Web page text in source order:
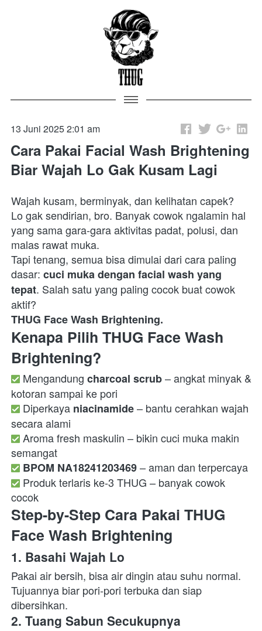
13 Juni 2025 2:01 am
Cara Pakai Facial Wash Brightening
Biar Wajah Lo Gak Kusam Lagi
Wajah kusam, berminyak, dan kelihatan capek?
Lo gak sendirian, bro. Banyak cowok ngalamin hal
yang sama gara-gara aktivitas padat, polusi, dan
malas rawat muka.
Tapi tenang, semua bisa dimulai dari cara paling
dasar: cuci muka dengan facial wash yang
tepat. Salah satu yang paling cocok buat cowok
THUG Face Wash Brightening.
Kenapa Pilih THUG Face Wash
Brightening?
Mengandung charcoal scrub – angkat minyak &
Diperkaya niacinamide – bantu cerahkan wajah
Aroma fresh maskulin – bikin cuci muka makin
BPOM NA18241203469
Produk terlaris ke-3 THUG – banyak cowok
cocok
Step-by-Step Cara Pakai THUG
Face Wash Brightening
1. Basahi Wajah Lo
Pakai air bersih, bisa air dingin atau suhu normal.
Tujuannya biar pori-pori terbuka dan siap
dibersihkan.
2. Tuang Sabun Secukupnya